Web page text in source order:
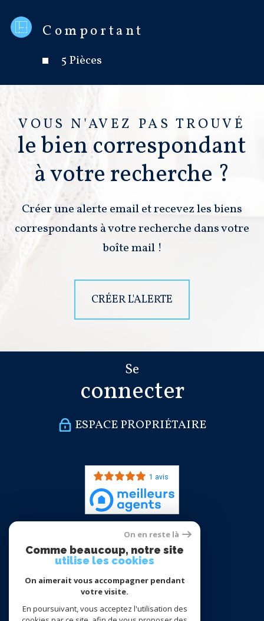
Comportant
5 Pièces
VOUS N'AVEZ PAS TROUVÉ
le bien correspondant
à votre recherche ?
Créer une alerte email et recevez les biens
correspondants à votre recherche dans votre
boîte mail !
CRÉER L'ALERTE
Se
connecter
ESPACE PROPRIÉTAIRE
1 avis
Nous
adhérons
On en reste là
Comme beaucoup, notre site
utilise les cookies
On aimerait vous accompagner pendant
votre visite.
En poursuivant, vous acceptez l'utilisation des